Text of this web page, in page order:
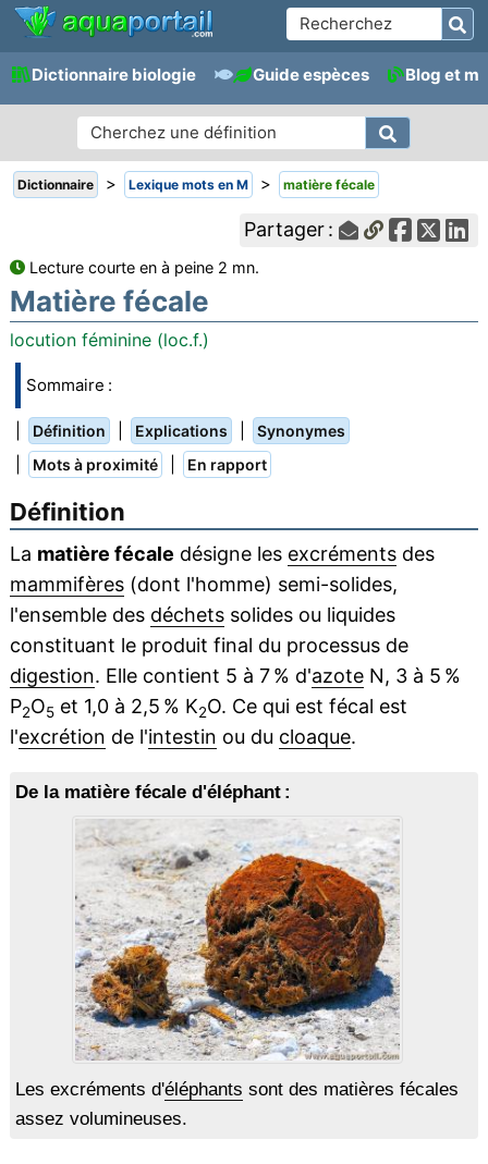
Dictionnaire biologie Guide espèces Blog et
Dictionnaire > Lexique mots en M > matière fécale
Partager :
Lecture courte en à peine 2 mn.
Matière fécale
locution féminine (loc.f.)
Sommaire :
Définition Explications Synonymes
Mots à proximité En rapport
Définition
La matière fécale désigne les excrémentsdes
mammifères(dont l'homme) semi-solides,
l'ensemble des déchetssolides ou liquides
constituant le produit final du processus de
digestion. Elle contient 5 à 7 % d'azoteN, 3 à 5 %
P2O5 et 1,0 à 2,5 % K2O. Ce qui est fécal est
l'excrétion de l'intestin ou du cloaque.
De la matière fécale d'éléphant :
Les excréments d'éléphants sont des matières fécales
assez volumineuses.